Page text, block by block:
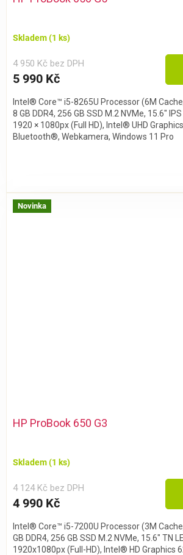
Skladem(1 ks)
4 950 Kč bez DPH
5 990 Kč
Intel® Core™ i5-8265U Processor (6M
8 GB DDR4, 256 GB SSD M.2 NVMe, 15.6″
1920 × 1080px (Full HD), Intel® UHD
Bluetooth®, Webkamera, Windows 11 Pro
Novinka
HP ProBook 650 G3
Skladem(1 ks)
4 124 Kč bez DPH
4 990 Kč
Intel® Core™ i5-7200U Processor (3M
GB DDR4, 256 GB SSD M.2 NVMe, 15.6" TN
1920x1080px (Full-HD), Intel® HD Graphics